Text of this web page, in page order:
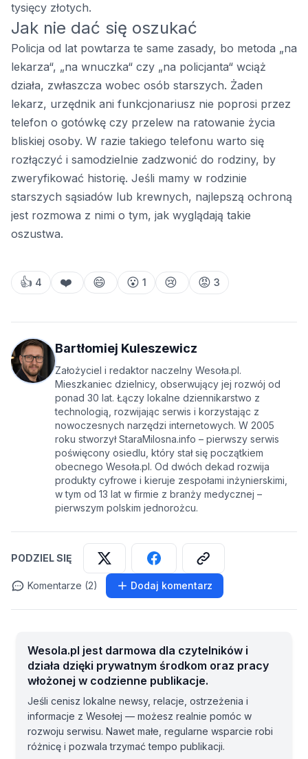
tysięcy złotych.
Jak nie dać się oszukać
Policja od lat powtarza te same zasady, bo metoda „na
lekarza“, „na wnuczka“ czy „na policjanta“ wciąż
działa, zwłaszcza wobec osób starszych. Żaden
lekarz, urzędnik ani funkcjonariusz nie poprosi przez
telefon o gotówkę czy przelew na ratowanie życia
bliskiej osoby. W razie takiego telefonu warto się
rozłączyć i samodzielnie zadzwonić do rodziny, by
zweryfikować historię. Jeśli mamy w rodzinie
starszych sąsiadów lub krewnych, najlepszą ochroną
jest rozmowa z nimi o tym, jak wyglądają takie
oszustwa.
👍 4 ❤️ 😄 😮 1 😢 😡 3
Bartłomiej Kuleszewicz
Założyciel i redaktor naczelny Wesoła.pl.
Mieszkaniec dzielnicy, obserwujący jej rozwój od
ponad 30 lat. Łączy lokalne dziennikarstwo z
technologią, rozwijając serwis i korzystając z
nowoczesnych narzędzi internetowych. W 2005
roku stworzył StaraMilosna.info – pierwszy serwis
poświęcony osiedlu, który stał się początkiem
obecnego Wesoła.pl. Od dwóch dekad rozwija
produkty cyfrowe i kieruje zespołami inżynierskimi,
w tym od 13 lat w firmie z branży medycznej –
pierwszym polskim jednorożcu.
PODZIEL SIĘ
Komentarze (2) Dodaj komentarz
Wesola.pl jest darmowa dla czytelników i
działa dzięki prywatnym środkom oraz pracy
włożonej w codzienne publikacje.
Jeśli cenisz lokalne newsy, relacje, ostrzeżenia i
informacje z Wesołej — możesz realnie pomóc w
rozwoju serwisu. Nawet małe, regularne wsparcie robi
różnicę i pozwala trzymać tempo publikacji.